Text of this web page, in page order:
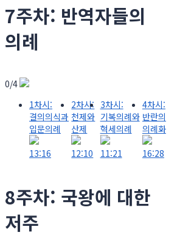
7주차: 반역자들의
의례
0/4
1차시:
결의의식과
입문의례
13:16
2차시:
천제와
산제
12:10
3차시:
기복의례와
혁세의례
11:21
4차시:
반란의
의례화
16:28
8주차: 국왕에 대한
저주